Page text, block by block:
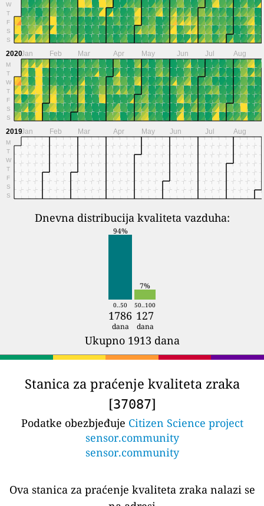
W
T
F
S
S
2020
M
T
W
T
F
S
S
Jan Feb Mar Apr May Jun Jul Aug
2019
M
T
W
T
F
S
S
Jan Feb Mar Apr May Jun Jul Aug
Dnevna distribucija kvaliteta vazduha:
94%
7%
0..50 50..100
1786 127
dana dana
Ukupno 1913 dana
Stanica za praćenje kvaliteta zraka
[37087]
Podatke obezbjeđuje Citizen Science project
sensor.community
sensor.community
Ova stanica za praćenje kvaliteta zraka nalazi se